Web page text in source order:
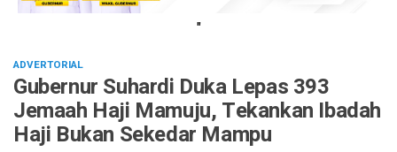
"
ADVERTORIAL
Gubernur Suhardi Duka Lepas 393
Jemaah Haji Mamuju, Tekankan Ibadah
Haji Bukan Sekedar Mampu